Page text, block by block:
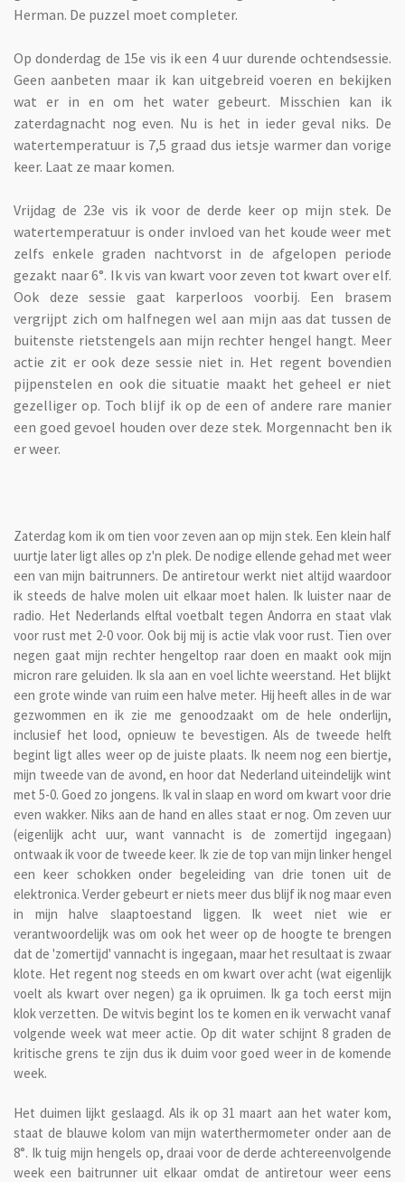
Herman. De puzzel moet completer.
Op donderdag de 15e vis ik een 4 uur durende ochtendsessie.
Geen aanbeten maar ik kan uitgebreid voeren en bekijken
wat er in en om het water gebeurt. Misschien kan ik
zaterdagnacht nog even. Nu is het in ieder geval niks. De
watertemperatuur is 7,5 graad dus ietsje warmer dan vorige
keer. Laat ze maar komen.
Vrijdag de 23e vis ik voor de derde keer op mijn stek. De
watertemperatuur is onder invloed van het koude weer met
zelfs enkele graden nachtvorst in de afgelopen periode
gezakt naar 6°. Ik vis van kwart voor zeven tot kwart over elf.
Ook deze sessie gaat karperloos voorbij. Een brasem
vergrijpt zich om halfnegen wel aan mijn aas dat tussen de
buitenste rietstengels aan mijn rechter hengel hangt. Meer
actie zit er ook deze sessie niet in. Het regent bovendien
pijpenstelen en ook die situatie maakt het geheel er niet
gezelliger op. Toch blijf ik op de een of andere rare manier
een goed gevoel houden over deze stek. Morgennacht ben ik
er weer.
Zaterdag kom ik om tien voor zeven aan op mijn stek. Een klein half
uurtje later ligt alles op z'n plek. De nodige ellende gehad met weer
een van mijn baitrunners. De antiretour werkt niet altijd waardoor
ik steeds de halve molen uit elkaar moet halen. Ik luister naar de
radio. Het Nederlands elftal voetbalt tegen Andorra en staat vlak
voor rust met 2-0 voor. Ook bij mij is actie vlak voor rust. Tien over
negen gaat mijn rechter hengeltop raar doen en maakt ook mijn
micron rare geluiden. Ik sla aan en voel lichte weerstand. Het blijkt
een grote winde van ruim een halve meter. Hij heeft alles in de war
gezwommen en ik zie me genoodzaakt om de hele onderlijn,
inclusief het lood, opnieuw te bevestigen. Als de tweede helft
begint ligt alles weer op de juiste plaats. Ik neem nog een biertje,
mijn tweede van de avond, en hoor dat Nederland uiteindelijk wint
met 5-0. Goed zo jongens. Ik val in slaap en word om kwart voor drie
even wakker. Niks aan de hand en alles staat er nog. Om zeven uur
(eigenlijk acht uur, want vannacht is de zomertijd ingegaan)
ontwaak ik voor de tweede keer. Ik zie de top van mijn linker hengel
een keer schokken onder begeleiding van drie tonen uit de
elektronica. Verder gebeurt er niets meer dus blijf ik nog maar even
in mijn halve slaaptoestand liggen. Ik weet niet wie er
verantwoordelijk was om ook het weer op de hoogte te brengen
dat de 'zomertijd' vannacht is ingegaan, maar het resultaat is zwaar
klote. Het regent nog steeds en om kwart over acht (wat eigenlijk
voelt als kwart over negen) ga ik opruimen. Ik ga toch eerst mijn
klok verzetten. De witvis begint los te komen en ik verwacht vanaf
volgende week wat meer actie. Op dit water schijnt 8 graden de
kritische grens te zijn dus ik duim voor goed weer in de komende
week.
Het duimen lijkt geslaagd. Als ik op 31 maart aan het water kom,
staat de blauwe kolom van mijn waterthermometer onder aan de
8°. Ik tuig mijn hengels op, draai voor de derde achtereenvolgende
week een baitrunner uit elkaar omdat de antiretour weer eens